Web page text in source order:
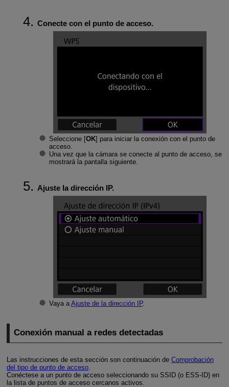
Conecte con el punto de acceso.
Seleccione [OK] para iniciar la conexión con el punto de
acceso.
Una vez que la cámara se conecte al punto de acceso, se
mostrará la pantalla siguiente.
Ajuste la dirección IP.
Vaya a Ajuste de la dirección IP.
Conexión manual a redes detectadas
Las instrucciones de esta sección son continuación de Comprobación
del tipo de punto de acceso.
Conéctese a un punto de acceso seleccionando su SSID (o ESS-ID) en
la lista de puntos de acceso cercanos activos.